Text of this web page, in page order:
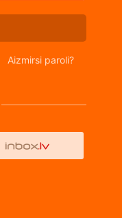
Aizmirsi paroli?